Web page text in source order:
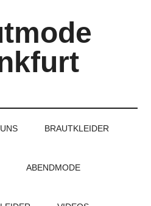
BRAUTKLEIDER
ABENDMODE